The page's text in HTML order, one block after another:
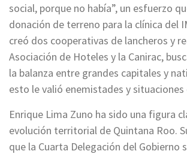
social, porque no había”, un esfuerzo
donación de terreno para la clínica del
creó dos cooperativas de lancheros y
Asociación de Hoteles y la Canirac,
la balanza entre grandes capitales y
esto le valió enemistades y
Enrique Lima Zuno ha sido una figura
evolución territorial de Quintana Roo.
que la Cuarta Delegación del Gobierno